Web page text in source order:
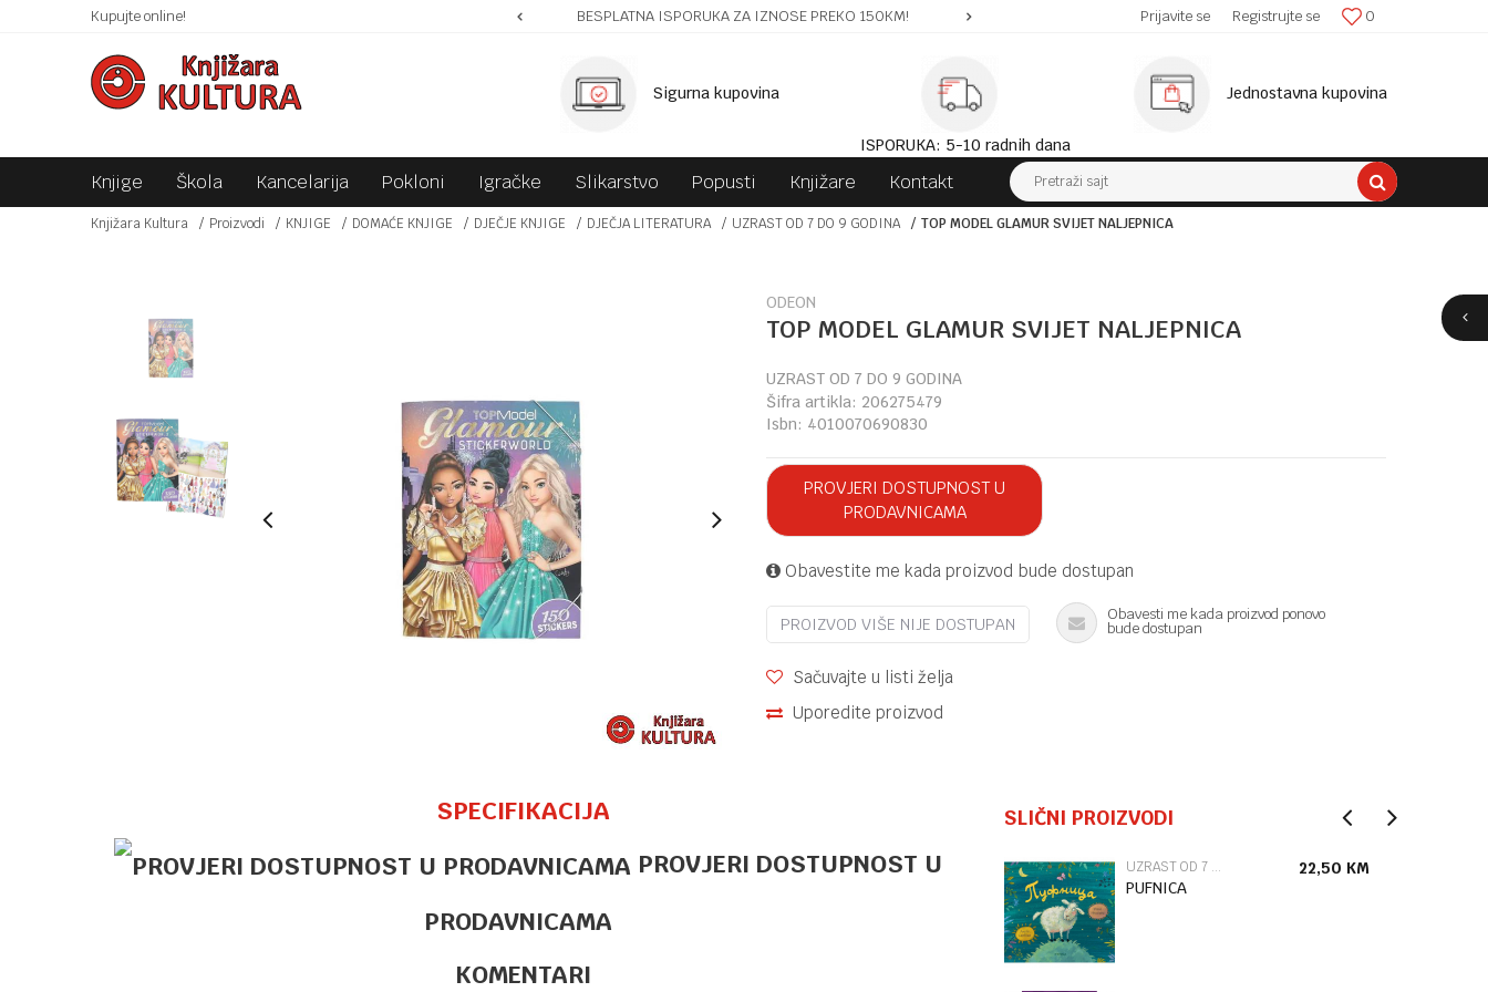
Kupujte online!SIGURNO PLAĆANJE PLATNIM KARTICAMA! BESPLATNA ISPORUKA ZA IZNOSE PREKO 150KM! SIGURNA ISPORUKA! 0
Prijavite se Registrujte se
Sigurna kupovina
ISPORUKA: 5-10 radnih dana
Jednostavna kupovina
Knjige Škola Kancelarija Pokloni Igračke Slikarstvo Popusti Knjižare Kontakt Pretraži sajt
Knjižara Kultura Proizvodi KNJIGE DOMAĆE KNJIGE DJEČJE KNJIGE DJEČJA LITERATURA UZRAST OD 7 DO 9 GODINA TOP MODEL GLAMUR SVIJET NALJEPNICA
ODEON
TOP MODEL GLAMUR SVIJET NALJEPNICA
UZRAST OD 7 DO 9 GODINA
Šifra artikla: 206275479
Isbn: 4010070690830
PROVJERI DOSTUPNOST U
PRODAVNICAMA
Obavestite me kada proizvod bude dostupan
PROIZVOD VIŠE NIJE DOSTUPAN
Obavesti me kada proizvod ponovo
bude dostupan
Sačuvajte u listi želja
Uporedite proizvod
SPECIFIKACIJA
PROVJERI DOSTUPNOST U
PRODAVNICAMA
KOMENTARI
SLIČNI PROIZVODI
UZRAST OD 7 DO 9 GODINA 23,00 UZRAST OD 7 DO 9 GODINA
PUFNICA
22,50 KM